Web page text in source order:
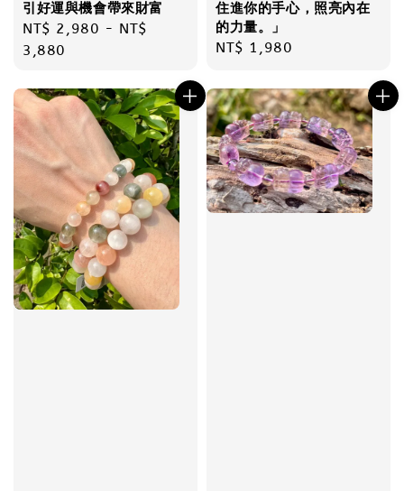
引好運與機會帶來財富
Regular
price
NT$ 2,980 - NT$
3,880
住進你的手心，照亮內在
的力量。」
Regular
NT$ 1,980